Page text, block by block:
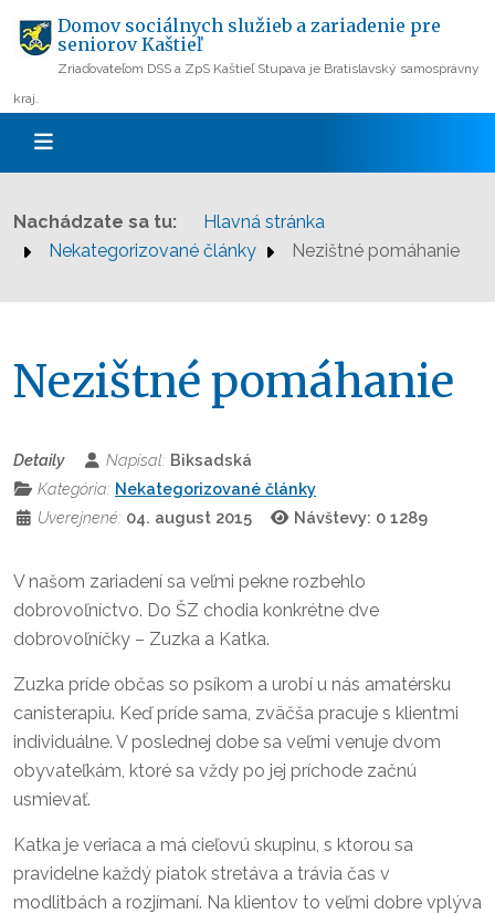
Domov sociálnych služieb a zariadenie pre
seniorov Kaštieľ
Zriaďovateľom DSS a ZpS Kaštieľ Stupava je Bratislavský samosprávny
kraj.
Nachádzate sa tu:
Hlavná stránka
Nekategorizované články
Nezištné pomáhanie
Nezištné pomáhanie
Detaily Napísal: Biksadská
Kategória: Nekategorizované články
Uverejnené: 04. august 2015 Návštevy: 0 1289
V našom zariadení sa veľmi pekne rozbehlo
dobrovoľníctvo. Do ŠZ chodia konkrétne dve
dobrovoľníčky – Zuzka a Katka.
Zuzka príde občas so psíkom a urobí u nás amatérsku
canisterapiu. Keď príde sama, zväčša pracuje s klientmi
individuálne. V poslednej dobe sa veľmi venuje dvom
obyvateľkám, ktoré sa vždy po jej príchode začnú
usmievať.
Katka je veriaca a má cieľovú skupinu, s ktorou sa
pravidelne každý piatok stretáva a trávia čas v
modlitbách a rozjímaní. Na klientov to veľmi dobre vplýva